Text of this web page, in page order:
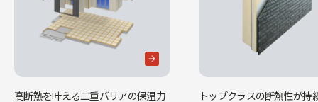
高断熱を叶える二重バリアの保温力
トップクラスの断熱性が持